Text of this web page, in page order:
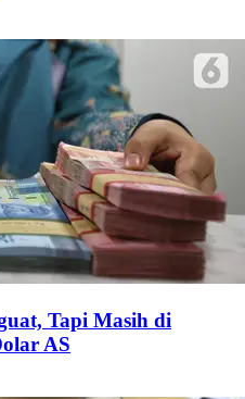
Tapi Masih di
AS